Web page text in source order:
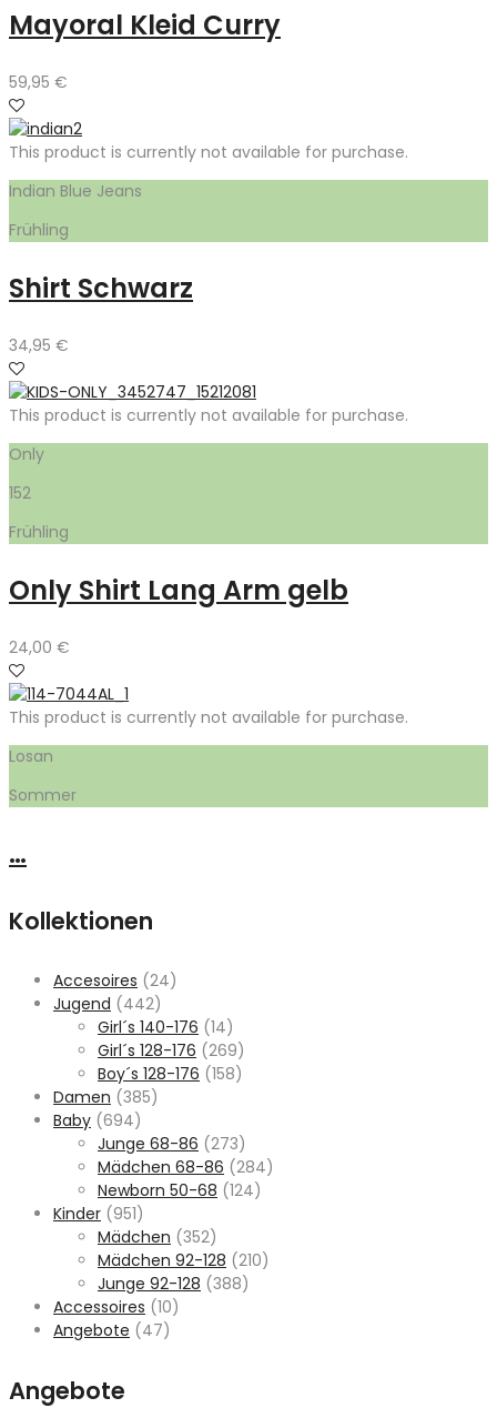
Mayoral Kleid Curry
59,95 €
This product is currently not available for purchase.
Indian Blue Jeans
Frühling
Shirt Schwarz
34,95 €
This product is currently not available for purchase.
Only
152
Frühling
Only Shirt Lang Arm gelb
24,00 €
This product is currently not available for purchase.
Losan
Sommer
…
Kollektionen
Accesoires (24)
Jugend (442)
Girl´s 140-176 (14)
Girl´s 128-176 (269)
Boy´s 128-176 (158)
Damen (385)
Baby (694)
Junge 68-86 (273)
Mädchen 68-86 (284)
Newborn 50-68 (124)
Kinder (951)
Mädchen (352)
Mädchen 92-128 (210)
Junge 92-128 (388)
Accessoires (10)
Angebote (47)
Angebote